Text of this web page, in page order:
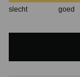
slecht goed